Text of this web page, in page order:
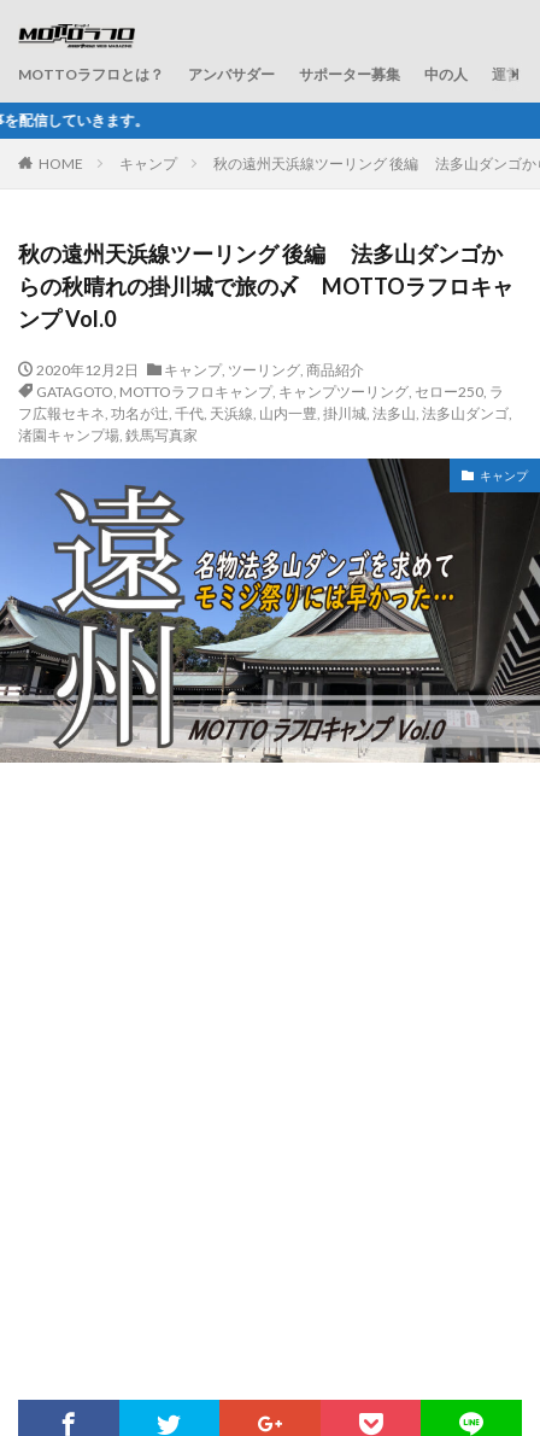
MOTTOラフロとは？ アンバサダー サポーター募集 中の人 運営会
HOME キャンプ 秋の遠州天浜線ツーリング 後編 法多山ダンゴ
秋の遠州天浜線ツーリング 後編 法多山ダンゴか
らの秋晴れの掛川城で旅の〆 MOTTOラフロキャ
ンプ Vol.0
2020年12月2日 キャンプ, ツーリング, 商品紹介
GATAGOTO, MOTTOラフロキャンプ, キャンプツーリング, セロー250, ラ
フ広報セキネ, 功名が辻, 千代, 天浜線, 山内一豊, 掛川城, 法多山, 法多山ダンゴ,
渚園キャンプ場, 鉄馬写真家
キャンプ